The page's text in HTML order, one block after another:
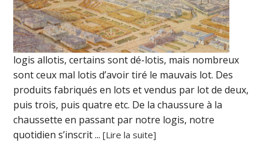
logis allotis, certains sont dé-lotis, mais nombreux
sont ceux mal lotis d’avoir tiré le mauvais lot. Des
produits fabriqués en lots et vendus par lot de deux,
puis trois, puis quatre etc. De la chaussure à la
chaussette en passant par notre logis, notre
quotidien s’inscrit ...[Lire la suite]